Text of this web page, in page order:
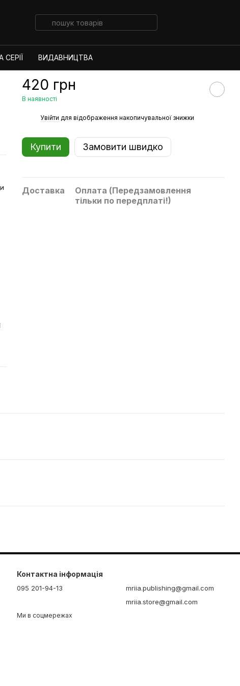
ВИДАВНИЦТВА
420 грн
В наявності
Увійти для відображення накопичувальної знижки
Купити Замовити швидко
Доставка
Оплата (Передзамовлення
тільки по передплаті!)
Контактна інформація
095 201-94-13
mriia.publishing@gmail.com
mriia.store@gmail.com
Ми в соцмережах